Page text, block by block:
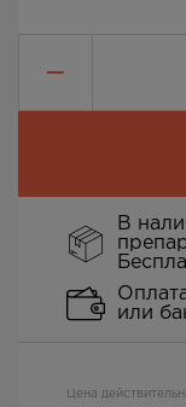
В
или
Цена